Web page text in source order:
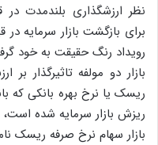
نظر ارزشگذاری بلند‌مدت در
برای بازگشت بازار سرمایه
رویداد رنگ حقیقت به خود
بازار دو مولفه تاثیرگذار بر
ریسک یا نرخ بهره بانکی که
ریزش بازار سرمایه شده است،
بازار سهام نرخ صرفه ریسک